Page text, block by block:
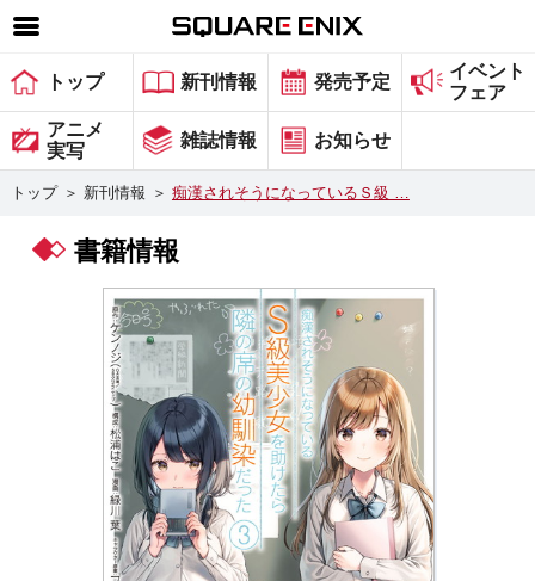
SQUARE ENIX 公式サイトメニュー
ゲーム
マガジン＆ブックス
グッズ
会社情報 採用情報
スクウェア・エニックス サイト内検索
トップ 新刊情報 発売予定
イベント
フェア
アニメ
実写
雑誌情報 お知らせ
トップ ＞ 新刊情報 ＞ 痴漢されそうになっているＳ級 …
書籍情報